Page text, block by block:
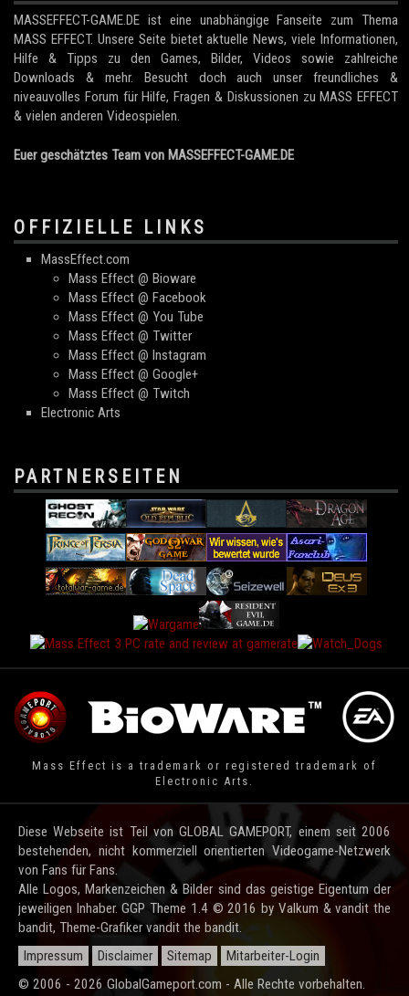
MASSEFFECT-GAME.DE ist eine unabhängige Fanseite zum Thema
MASS EFFECT. Unsere Seite bietet aktuelle News, viele Informationen,
Hilfe & Tipps zu den Games, Bilder, Videos sowie zahlreiche
Downloads & mehr. Besucht doch auch unser freundliches &
niveauvolles Forum für Hilfe, Fragen & Diskussionen zu MASS EFFECT
& vielen anderen Videospielen.
Euer geschätztes Team von MASSEFFECT-GAME.DE
OFFIZIELLE LINKS
MassEffect.com
Mass Effect @ Bioware
Mass Effect @ Facebook
Mass Effect @ You Tube
Mass Effect @ Twitter
Mass Effect @ Instagram
Mass Effect @ Google+
Mass Effect @ Twitch
Electronic Arts
PARTNERSEITEN
Mass Effect is a trademark or registered trademark of
Electronic Arts.
Diese Webseite ist Teil von GLOBAL GAMEPORT, einem seit 2006
bestehenden, nicht kommerziell orientierten Videogame-Netzwerk
von Fans für Fans.
Alle Logos, Markenzeichen & Bilder sind das geistige Eigentum der
jeweiligen Inhaber. GGP Theme 1.4 © 2016 by Valkum & vandit the
bandit, Theme-Grafiker vandit the bandit.
Impressum
Disclaimer Sitemap
Mitarbeiter-Login
© 2006 - 2026 GlobalGameport.com - Alle Rechte vorbehalten.